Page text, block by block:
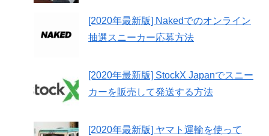
[2020年最新版] Nakedでのオンライン
抽選スニーカー応募方法
[2020年最新版] StockX Japanでスニー
カーを販売して発送する方法
[2020年最新版] ヤマト運輸を使って